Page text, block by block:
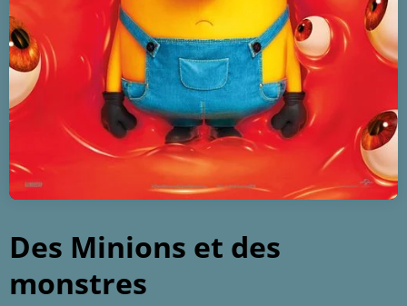
Des Minions et des
monstres